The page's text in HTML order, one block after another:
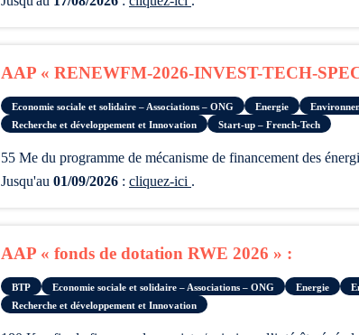
AAP « RENEWFM-2026-INVEST-TECH-
Economie sociale et solidaire – Associations – ONG Energie
Recherche et développement et Innovation
Start-up – French-Tech
55 Me du programme de mécanisme de financement des
Jusqu'au 01/09/2026 : cliquez-ici .
AAP « fonds de dotation RWE 2026 » :
BTP Economie sociale et solidaire – Associations – ONG Energie
Recherche et développement et Innovation